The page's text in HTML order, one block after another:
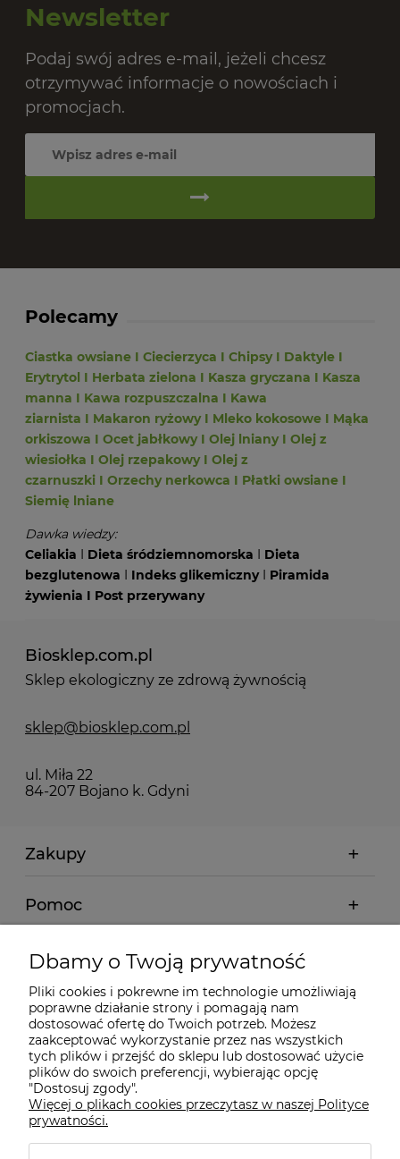
Newsletter
Podaj swój adres e-mail, jeżeli chcesz
otrzymywać informacje o nowościach i
promocjach.
Polecamy
Ciastka owsiane I Ciecierzyca I ChipsyI Daktyle I
Erytrytol I Herbata zielona I Kasza gryczana I Kasza
manna I Kawa rozpuszczalna I Kawa
ziarnista I Makaron ryżowyI Mleko kokosowe I Mąka
orkiszowa I Ocet jabłkowyI Olej lnianyI Olej z
wiesiołka I Olej rzepakowyI Olej z
czarnuszki I Orzechy nerkowca I Płatki owsiane I
Siemię lniane
Dawka wiedzy:
Celiakia I Dieta śródziemnomorska I Dieta
bezglutenowa I Indeks glikemicznyI Piramida
żywienia I Post przerywany
Biosklep.com.pl
Sklep ekologiczny ze zdrową żywnością
sklep@biosklep.com.pl
ul. Miła 22
84-207 Bojano k. Gdyni
Zakupy
Pomoc
Moje konto
Informacje
O nas
Kontakt
Dbamy o Twoją prywatność
Pliki cookies i pokrewne im technologie umożliwiają
poprawne działanie strony i pomagają nam
dostosować ofertę do Twoich potrzeb. Możesz
zaakceptować wykorzystanie przez nas wszystkich
tych plików i przejść do sklepu lub dostosować użycie
plików do swoich preferencji, wybierając opcję
"Dostosuj zgody".
Więcej o plikach cookies przeczytasz w naszej Polityce
prywatności.